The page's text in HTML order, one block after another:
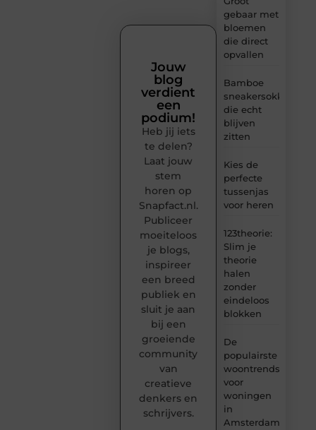
gebaar met
bloemen
die direct
opvallen
Bamboe
sneakersokken
die echt
blijven
zitten
Kies de
perfecte
tussenjas
voor heren
123theorie:
Slim je
theorie
halen
zonder
eindeloos
blokken
De
populairste
woontrends
voor
woningen
in
Amsterdam
Jouw
blog
verdient
een
podium!
Heb jij iets
te delen?
Laat jouw
stem
horen op
Snapfact.nl.
Publiceer
moeiteloos
je blogs,
inspireer
een breed
publiek en
sluit je aan
bij een
groeiende
community
van
creatieve
denkers en
schrijvers.